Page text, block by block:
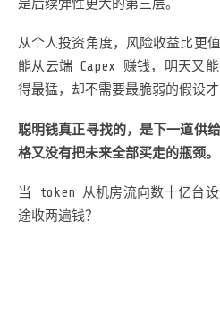
是后续弹性更大的第三层。
从个人投资角度，风险收益比更
能从云端 Capex 赚钱，明天又
得最猛，却不需要最脆弱的假设才
聪明钱真正寻找的，是下一道供
格又没有把未来全部买走的瓶颈。
当 token 从机房流向数十亿台
途收两遍钱？